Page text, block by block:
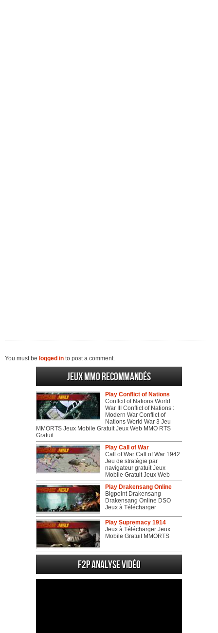
You must be logged in to post a comment.
Jeux MMO recommandés
Play Conflict of Nations
Conflcit of Nations World
War III Conflict of Nations :
Modern War Conflict of
Nations World War 3 Jeu
MMORTS Jeux Mobile Gratuit Jeux Web MMO RTS
Gratuit
Play Call of War
Call of War Call of War 1942
Jeu de stratégie par
navigateur gratuit Jeux
Mobile Gratuit Jeux Web
Play Drakensang Online
Bigpoint Drakensang
Drakensang Online DSO
Jeux à Télécharger
Play Supremacy 1914
Jeux à Télécharger Jeux
Mobile Gratuit MMORTS
F2P Analyse vidéo